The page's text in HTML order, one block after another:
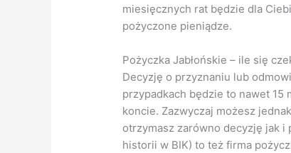
miesięcznych rat będzie dla
pożyczone pieniądze.
Pożyczka Jabłońskie – ile się
Decyzję o przyznaniu lub
przypadkach będzie to nawet 15
koncie. Zazwyczaj możesz
otrzymasz zarówno decyzję jak i
historii w BIK) to też firma